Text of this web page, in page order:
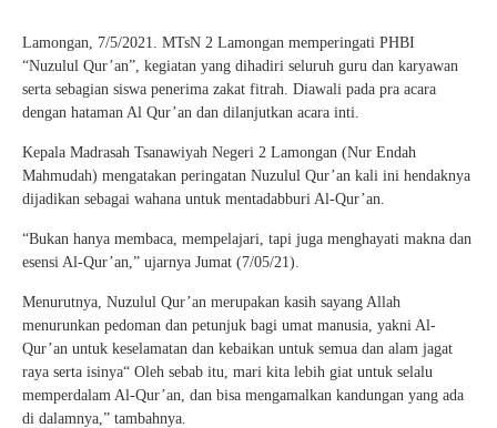
Lamongan, 7/5/2021. MTsN 2 Lamongan memperingati PHBI
“Nuzulul Qur’an”, kegiatan yang dihadiri seluruh guru dan karyawan
serta sebagian siswa penerima zakat fitrah. Diawali pada pra acara
dengan hataman Al Qur’an dan dilanjutkan acara inti.
Kepala Madrasah Tsanawiyah Negeri 2 Lamongan (Nur Endah
Mahmudah) mengatakan peringatan Nuzulul Qur’an kali ini hendaknya
dijadikan sebagai wahana untuk mentadabburi Al-Qur’an.
“Bukan hanya membaca, mempelajari, tapi juga menghayati makna dan
esensi Al-Qur’an,” ujarnya Jumat (7/05/21).
Menurutnya, Nuzulul Qur’an merupakan kasih sayang Allah
menurunkan pedoman dan petunjuk bagi umat manusia, yakni Al-
Qur’an untuk keselamatan dan kebaikan untuk semua dan alam jagat
raya serta isinya“ Oleh sebab itu, mari kita lebih giat untuk selalu
memperdalam Al-Qur’an, dan bisa mengamalkan kandungan yang ada
di dalamnya,” tambahnya.